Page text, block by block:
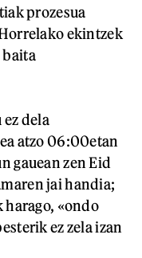
prozesua
ekintzek
baita
ez dela
atzo 06:00etan
gauean zen Eid
jai handia;
«ondo
ez zela izan